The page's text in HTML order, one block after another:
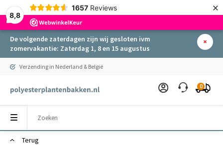
8,8
1657 Reviews ×
De volgende zaterdagen zijn wij gesloten ivm
zomervakantie: Zaterdag 1, 8 en 15 augustus
Verzending in Nederland & België
0
Terug